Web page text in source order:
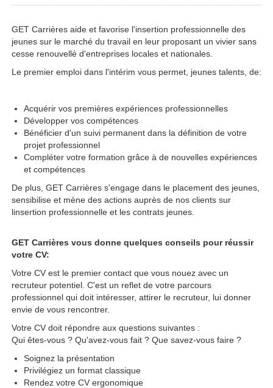
GET Carrières aide et favorise l'insertion professionnelle des
jeunes sur le marché du travail en leur proposant un vivier sans
cesse renouvellé d'entreprises locales et nationales.
Le premier emploi dans l'intérim vous permet, jeunes talents, de:
Acquérir vos premières expériences professionnelles
Développer vos compétences
Bénéficier d'un suivi permanent dans la définition de votre
projet professionnel
Compléter votre formation grâce à de nouvelles expériences
et compétences
De plus, GET Carrières s'engage dans le placement des jeunes,
sensibilise et mène des actions auprès de nos clients sur
linsertion professionnelle et les contrats jeunes.
GET Carrières vous donne quelques conseils pour réussir
votre CV:
Votre CV est le premier contact que vous nouez avec un
recruteur potentiel. C'est un reflet de votre parcours
professionnel qui doit intéresser, attirer le recruteur, lui donner
envie de vous rencontrer.
Votre CV doit répondre aux questions suivantes :
Qui êtes-vous ? Qu'avez-vous fait ? Que savez-vous faire ?
Soignez la présentation
Privilégiez un format classique
Rendez votre CV ergonomique